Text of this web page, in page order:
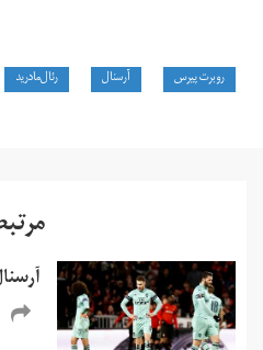
روبرت پیرس آرسنال رئال‌مادرید